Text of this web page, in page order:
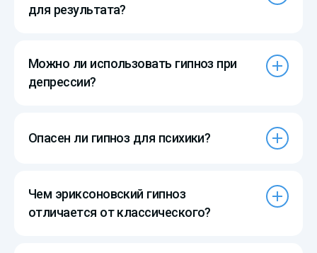
для результата?
Можно ли использовать гипноз при
депрессии?
Опасен ли гипноз для психики?
Чем эриксоновский гипноз
отличается от классического?